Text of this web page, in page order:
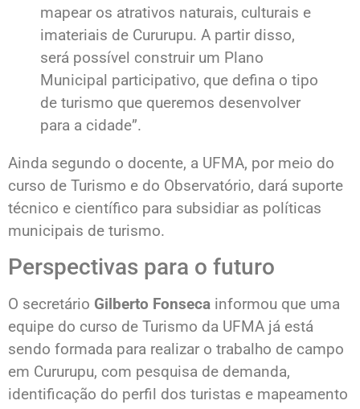
mapear os atrativos naturais, culturais e
imateriais de Cururupu. A partir disso,
será possível construir um Plano
Municipal participativo, que defina o tipo
de turismo que queremos desenvolver
para a cidade”.
Ainda segundo o docente, a UFMA, por meio do
curso de Turismo e do Observatório, dará suporte
técnico e científico para subsidiar as políticas
municipais de turismo.
Perspectivas para o futuro
O secretário Gilberto Fonseca informou que uma
equipe do curso de Turismo da UFMA já está
sendo formada para realizar o trabalho de campo
em Cururupu, com pesquisa de demanda,
identificação do perfil dos turistas e mapeamento